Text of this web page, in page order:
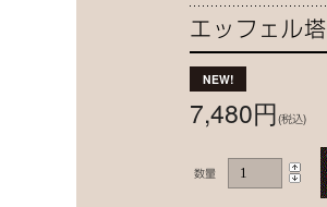
エッフェル塔
7,480円(税込)
数量